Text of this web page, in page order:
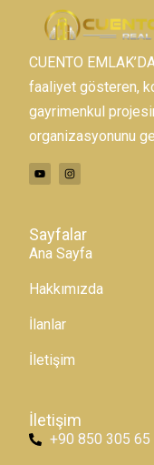
CUENTO
faaliyet gösteren,
gayrimenkul
organizasyonunu
Sayfalar
Ana Sayfa
Hakkımızda
İlanlar
İletişim
İletişim
+90 850 305 65